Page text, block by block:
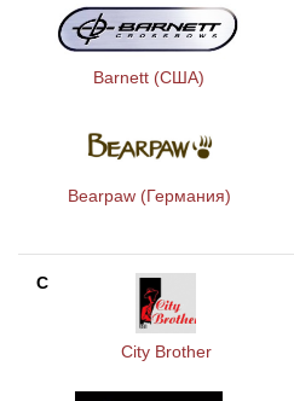
Barnett (США)
Bearpaw (Германия)
C
City Brother